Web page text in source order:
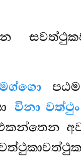
විනා වත්ථුං